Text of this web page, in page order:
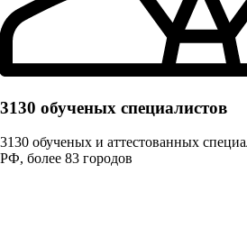
3130 обученых cпециалистов
3130 обученых и аттестованных
РФ, более 83 городов